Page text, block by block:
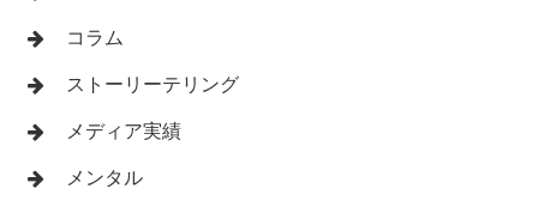
コラム
ストーリーテリング
メディア実績
メンタル